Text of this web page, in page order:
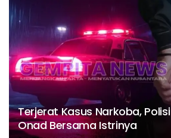
Terjerat Kasus Narkoba,
Onad Bersama Istrinya